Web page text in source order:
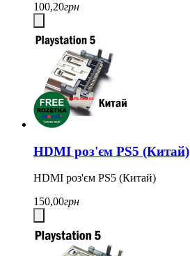
100,20грн
HDMI роз'єм PS5 (Китай)
HDMI роз'єм PS5 (Китай)
150,00грн